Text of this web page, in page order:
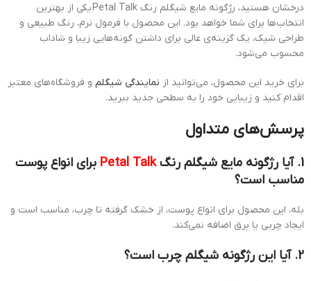
درخشان هستید، رژگونه مایع شیگلم رنگ Petal Talk یکی از بهترین
انتخاب‌ها برای شما خواهد بود. این محصول با فرمول نرم، رنگ طبیعی و
طراحی شیک، یک گزینه‌ی عالی برای داشتن گونه‌هایی زیبا و شاداب
محسوب می‌شود.
برای خرید این محصول، می‌توانید از نمایندگی شیگلم و فروشگاه‌های معتبر
اقدام کنید و زیبایی خود را به سطحی جدید ببرید.
پرسش‌های متداول
1. آیا رژگونه مایع شیگلم رنگ Petal Talk برای انواع پوست
مناسب است؟
بله، این محصول برای انواع پوست، از خشک گرفته تا چرب، مناسب است و
ایجاد چربی یا برق اضافه نمی‌کند.
2. آیا این رژگونه شیگلم چرب است؟